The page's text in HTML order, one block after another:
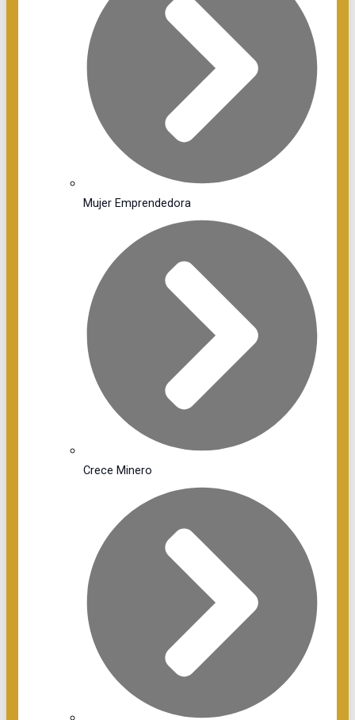
Mujer Emprendedora
Crece Minero